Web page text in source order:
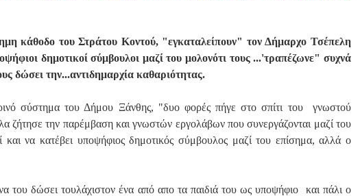
κάθοδο του Στράτου Κοντού, "εγκαταλείπουν" τον Δήμαρχο Τσέπελη
δημοτικοί σύμβουλοι μαζί του μολονότι τους ...'τραπέζωνε" συχνά
δώσει την...αντιδημαρχία καθαριότητας.
σύστημα του Δήμου Ξάνθης, "δυο φορές πήγε στο σπίτι του γνωστού
την παρέμβαση και γνωστών εργολάβων που συνεργάζονται μαζί του
και να κατέβει υποψήφιος δημοτικός σύμβουλος μαζί του επίσημα, αλλά ο
του δώσει τουλάχιστον ένα από απο τα παιδιά του ως υποψήφιο και πάλι ο